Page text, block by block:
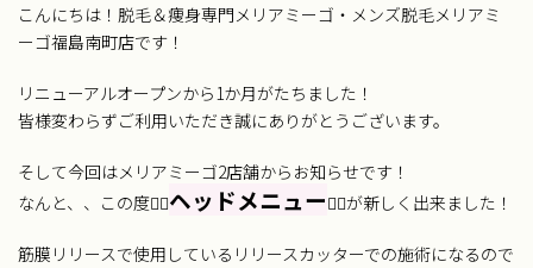
こんにちは！脱毛＆痩身専門メリアミーゴ・メンズ脱毛メリアミ
ーゴ福島南町店です！
リニューアルオープンから1か月がたちました！
皆様変わらずご利用いただき誠にありがとうございます。
そして今回はメリアミーゴ2店舗からお知らせです！
なんと、、この度💆‍♂️ヘッドメニュー💆‍♂️が新しく出来ました！
筋膜リリースで使用しているリリースカッターでの施術になるので